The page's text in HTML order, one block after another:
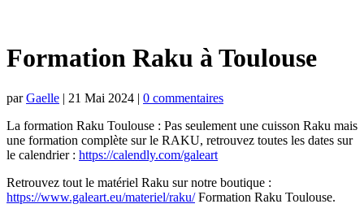
Formation Raku à Toulouse
parGaelle | 21 Mai 2024 | 0 commentaires
La formation Raku Toulouse : Pas seulement une cuisson Raku mais
une formation complète sur le RAKU, retrouvez toutes les dates sur
le calendrier : https://calendly.com/galeart
Retrouvez tout le matériel Raku sur notre boutique :
https://www.galeart.eu/materiel/raku/Formation Raku Toulouse.